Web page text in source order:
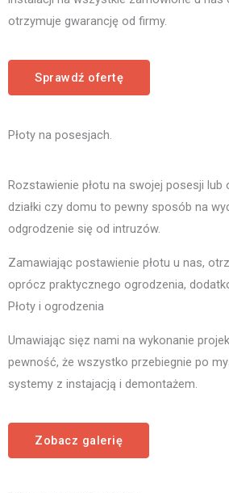
otrzymuje gwarancję od firmy.
Sprawdź ofertę
Płoty na posesjach.
Rozstawienie płotu na swojej posesji
działki czy domu to pewny sposób na
odgrodzenie się od intruzów.
Zamawiając postawienie płotu u nas,
oprócz praktycznego ogrodzenia,
Płoty i ogrodzenia
Umawiając sięz nami na wykonanie
pewność, że wszystko przebiegnie po
systemy z instajacją i demontażem.
Zobacz galerię